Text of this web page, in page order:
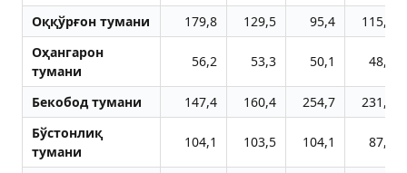
Оққўрғон тумани
179,8 129,5 95,4
115,4
Оҳангарон
тумани
56,2 53,3 50,1 48,2
Бекобод тумани 147,4 160,4 254,7
231,9
Бўстонлиқ
тумани
104,1 103,5 104,1 87,2